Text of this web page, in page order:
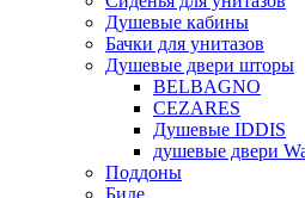
Душевые кабины
Бачки для унитазов
Душевые двери шторы
BELBAGNO
CEZARES
Душевые IDDIS
душевые двери
Поддоны
Биде